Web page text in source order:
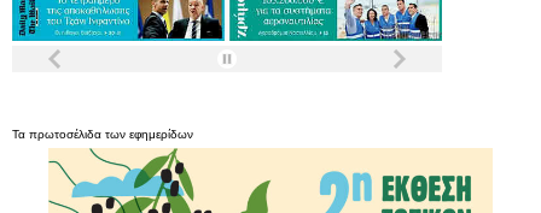
Τα πρωτοσέλιδα των εφημερίδων